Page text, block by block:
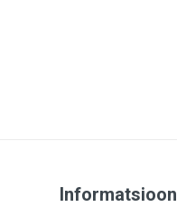
Informatsioon